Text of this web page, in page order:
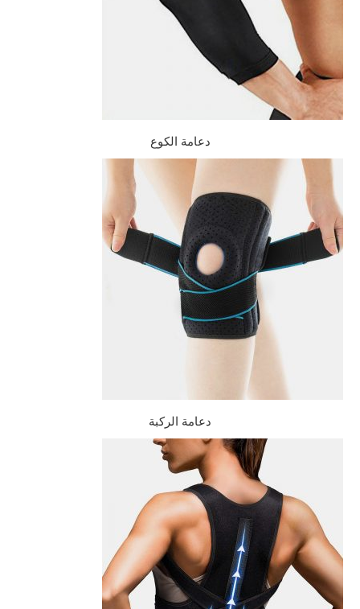
دعامة الكوع
دعامة الركبة